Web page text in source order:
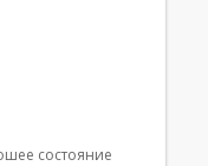
состояние